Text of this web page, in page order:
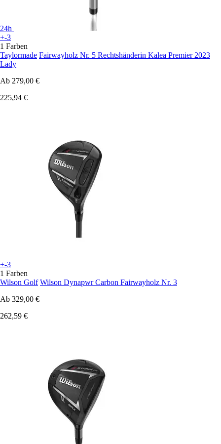
24h
+-3
1 Farben
Taylormade Fairwayholz Nr. 5 Rechtshänderin Kalea Premier 2023
Lady
Ab 279,00 €
225,94 €
+-3
1 Farben
Wilson Golf Wilson Dynapwr Carbon Fairwayholz Nr. 3
Ab 329,00 €
262,59 €